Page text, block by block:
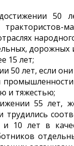
50
дорожных
15 лет;
лет, если они
и тяжестью;
55 лет,
10 лет в